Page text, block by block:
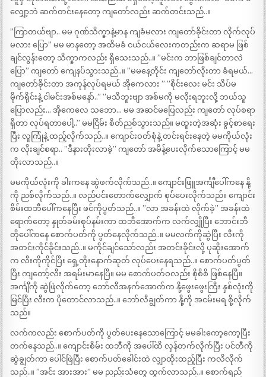
လျှော့ဘဲ ဆက်တင်းနေတော့ ကျတော်လည်း ဆက်တင်းသည်..။
”ကြာတယ်ဗျာ.. မမ ဂုဏ်သိက္ခာနဲ့မာန ကျခံမလား ကျတော်ခိုင်းတာ လိုက်လုပ်
မလား ပြော” မမ မာနတော့ အထိမခံ ငယ်ငယ်လေးကတည်းက ဆရာမ ဖြစ်
ချင်လွန်းတော့ သိက္ခာကလည်း ရှိသေးသည်..။ ”မင်းက ဘာဖြစ်ချင်တာလဲ
ပြော” ကျတော် ကျေနပ်သွားသည်..။ ”မမနေ့တိုင်း ကျတော်လိုးတာ ခံရမယ်…
ကျတော်ခိုင်းတာ အကုန်လုပ်ရမယ် အိုကေလား ” ”စိုင်းလေး မင်း သိပ်မ
မိုက်ရိုင်းနဲ့ ငါမင်းအစ်မနော်..” ”မသိဘူးဗျာ အစ်မကို မလိုးရဘူးလို့ ဘယ်သူ
ပြောလည်း… အိုကေလေ သဘော… မမ အဆင်မပြေလည်း ကျတော် လုပ်စရာ
ရှိတာ လုပ်ရတာပေါ့..” မမငြိမ်း စိတ်ညစ်သွားသည်။ မထူးတဲ့အဆုံး ခွင့်စာရေး
ပြီး လူကြုံနဲ့ ထည့်လိုက်သည်..။ ကျောင်းဝတ်စုံနဲ့ တင်းရင်းနေတဲ့ မမကိုယ်လုံး
က လိုးချင်စရာ.. ”ဒီနားတိုးလာခဲ့” ကျတော် အမိန့်ပေးလိုက်သောကြောင့် မမ
တိုးလာသည်..။
မမကိုယ်လုံးကို ခါးကနေ ဆွဲဖက်လိုက်သည်..။ ကျောင်းဖြူအင်္ကျီပေါ်ကနေ နို့
ကို ညစ်လိုက်သည်..။ လည်ပင်းတောက်လျှောက် စုပ်ပေးလိုက်သည်။ ကျောင်း
စိမ်းထဘီပေါ်ကနေပြီး ဖင်ကိုပွတ်သည်..။ ”လာ အခန်းထဲ လိုက်ခဲ့” အခန်းထဲ
ရောက်တော့ နှုတ်ခမ်းစုပ်နမ်းကာ ထဘီအောက်က လက်လျှိုပြီး ဘောင်းဘီ
တိုပေါ်ကနေ စောက်ပတ်ကို ပွတ်နေလိုက်သည်..။ မမလက်ကိုဆွဲပြီး လီးကို
အတင်းကိုင်ခိုင်းသည်..။ မကိုင်ချင်သော်လည်း အတင်းခိုင်းလို့ ပုဆိုးအောက်
က လီးကိုကိုင်ပြီး ရှေ့တိုးနောက်ဆုတ် လုပ်ပေးနေရသည်..။ စောက်ပတ်ပွတ်
ပြီး ကျတော့်လီး အရမ်းမာနေပြီ။ မမ စောက်ပတ်ဝလည်း စိုစိစိ ဖြစ်နေပြီ။
အင်္ကျီကို ဆွဲဖြဲလိုက်တော့ ဘော်လီအနက်အောက်က နို့ဖွေးဖွေးကြီး နှစ်လုံးကို
မြင်ပြီး လီးက ပိုတောင်လာသည်..။ ဘော်လီချွတ်ကာ နို့ကို အငမ်းမရ စို့လိုက်
သည်။
လက်ကလည်း စောက်ပတ်ကို ပွတ်ပေးနေသောကြောင့် မမခါးကော့ကော့ပြီး
တက်နေသည်..။ ကျောင်းစိမ်း ထဘီကို အပေါ်ထိ လှန်တက်လိုက်ပြီး ပင်တီကို
ဆွဲချွတ်ကာ ပေါင်ဖြဲပြီး စောက်ပတ်ခေါင်းထဲ လျှာထိုးထည့်ပြီး ကလိလိုက်
သည်..။ ”အင်း အားအား” မမ ညည်းသံတွေ ထွက်လာသည်..။ စောက်ရည်